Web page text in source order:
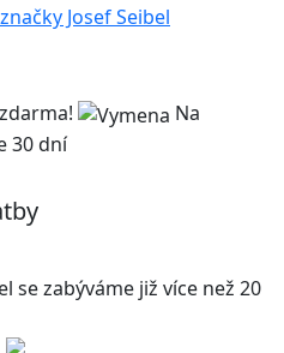
Josef Seibel
Na
30 dní
se zabýváme již více než 20